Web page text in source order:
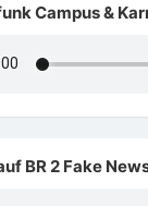
Campus &
BR 2 Fake